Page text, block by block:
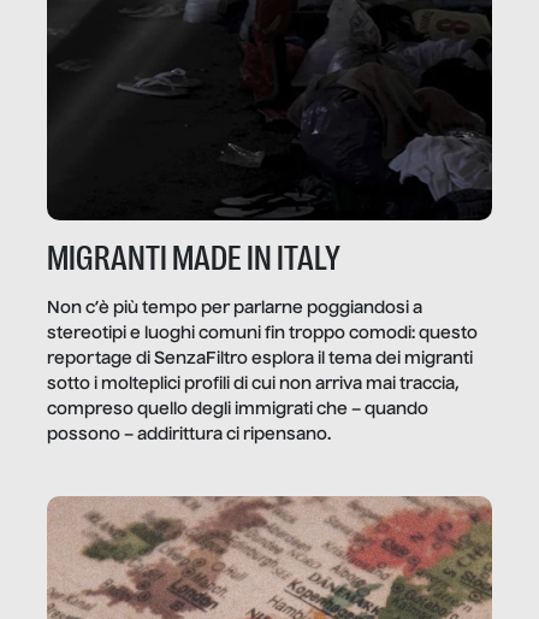
MIGRANTI MADE IN ITALY
Non c’è più tempo per parlarne poggiandosi a
stereotipi e luoghi comuni fin troppo comodi: questo
reportage di SenzaFiltro esplora il tema dei migranti
sotto i molteplici profili di cui non arriva mai traccia,
compreso quello degli immigrati che – quando
possono – addirittura ci ripensano.